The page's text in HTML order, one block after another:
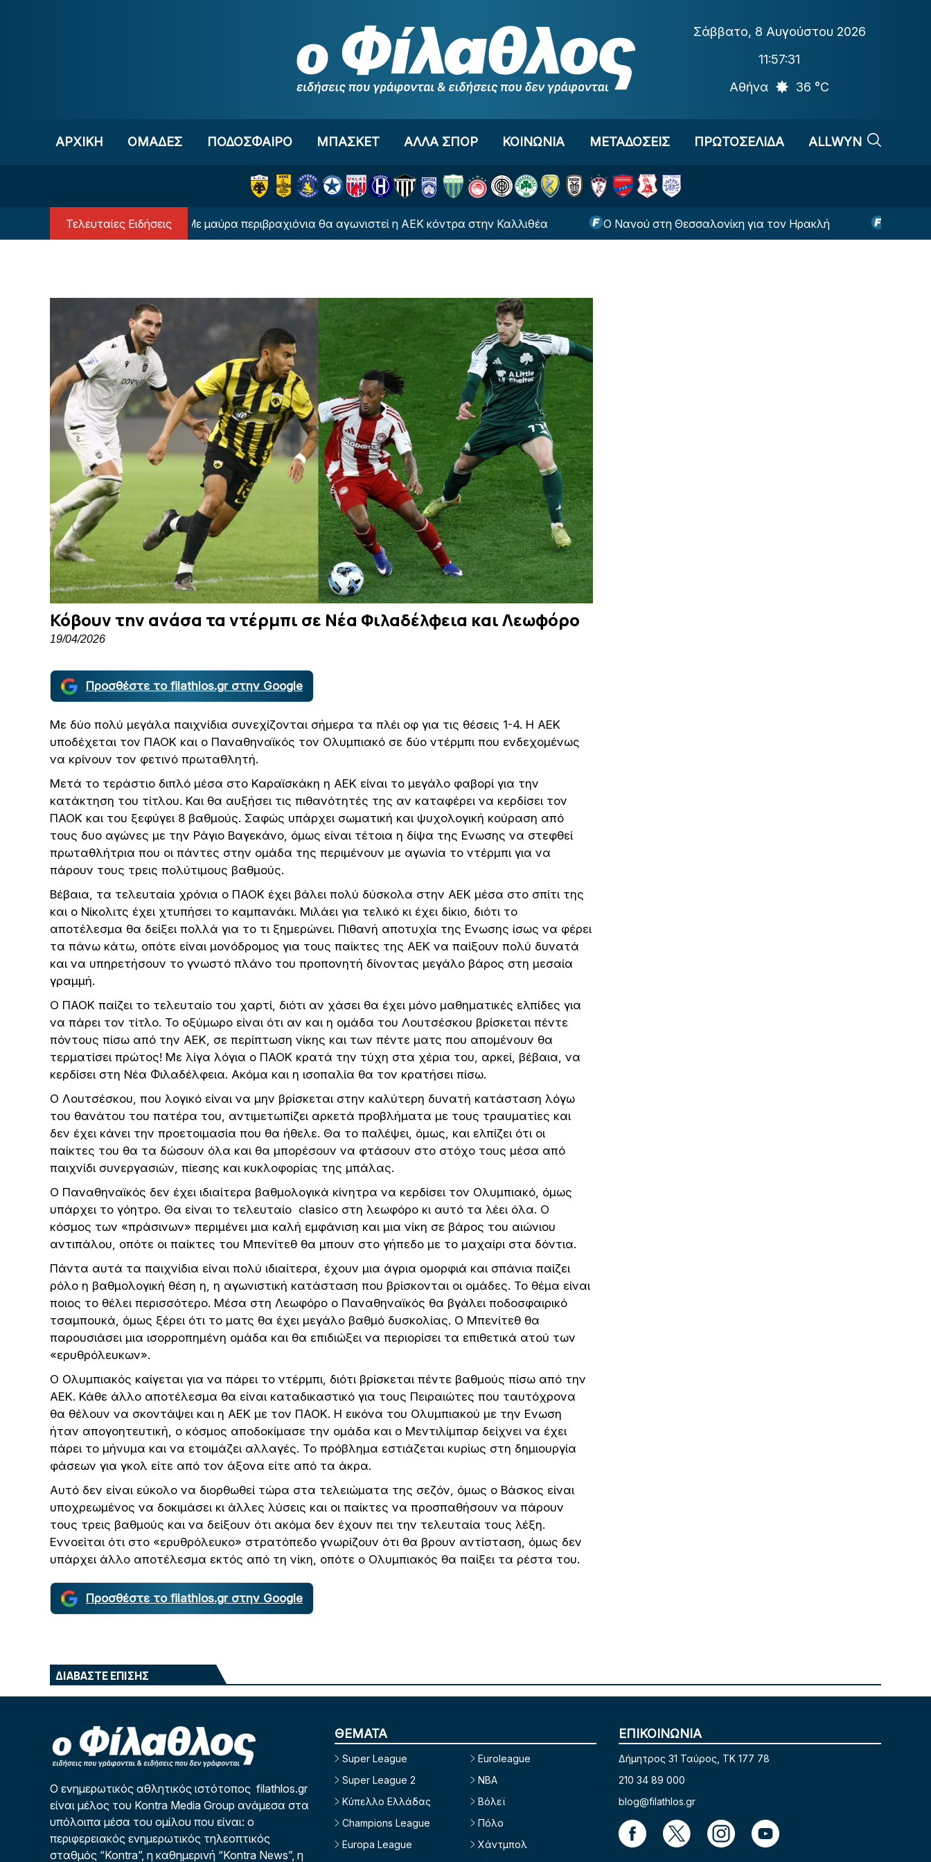
Σάββατο, 8 Αυγούστου 2026
11:57:32
Αθήνα
36 °C
ΑΡΧΙΚΗ OΜΑΔΕΣ ΠΟΔΟΣΦΑΙΡΟ ΜΠΑΣΚΕΤ ΑΛΛΑ ΣΠΟΡ ΚΟΙΝΩΝΙΑ ΜΕΤΑΔΟΣΕΙΣ ΠΡΩΤΟΣΕΛΙΔΑ ALLWYN
Τελευταίες Ειδήσεις
Ρούλι (ΦΩΤΟ) Με μαύρα περιβραχιόνια θα αγωνιστεί η ΑΕΚ κόντρα στην Καλλιθέα Ο Νανού στη Θεσσαλονίκη για τον Ηρακλή Στη Θεσσαλονίκη
Κόβουν την ανάσα τα ντέρμπι σε Νέα Φιλαδέλφεια και Λεωφόρο
19/04/2026
Προσθέστε το filathlos.gr στην Google
Με δύο πολύ μεγάλα παιχνίδια συνεχίζονται σήμερα τα πλέι οφ για τις θέσεις 1-4. Η ΑΕΚ
υποδέχεται τον ΠΑΟΚ και ο Παναθηναϊκός τον Ολυμπιακό σε δύο ντέρμπι που ενδεχομένως
να κρίνουν τον φετινό πρωταθλητή.
Μετά το τεράστιο διπλό μέσα στο Καραϊσκάκη η ΑΕΚ είναι το μεγάλο φαβορί για την
κατάκτηση του τίτλου. Και θα αυξήσει τις πιθανότητές της αν καταφέρει να κερδίσει τον
ΠΑΟΚ και του ξεφύγει 8 βαθμούς. Σαφώς υπάρχει σωματική και ψυχολογική κούραση από
τους δυο αγώνες με την Ράγιο Βαγεκάνο, όμως είναι τέτοια η δίψα της Ενωσης να στεφθεί
πρωταθλήτρια που οι πάντες στην ομάδα της περιμένουν με αγωνία το ντέρμπι για να
πάρουν τους τρεις πολύτιμους βαθμούς.
Βέβαια, τα τελευταία χρόνια ο ΠΑΟΚ έχει βάλει πολύ δύσκολα στην ΑΕΚ μέσα στο σπίτι της
και ο Νίκολιτς έχει χτυπήσει το καμπανάκι. Μιλάει για τελικό κι έχει δίκιο, διότι το
αποτέλεσμα θα δείξει πολλά για το τι ξημερώνει. Πιθανή αποτυχία της Ενωσης ίσως να φέρει
τα πάνω κάτω, οπότε είναι μονόδρομος για τους παίκτες της ΑΕΚ να παίξουν πολύ δυνατά
και να υπηρετήσουν το γνωστό πλάνο του προπονητή δίνοντας μεγάλο βάρος στη μεσαία
γραμμή.
Ο ΠΑΟΚ παίζει το τελευταίο του χαρτί, διότι αν χάσει θα έχει μόνο μαθηματικές ελπίδες για
να πάρει τον τίτλο. Το οξύμωρο είναι ότι αν και η ομάδα του Λουτσέσκου βρίσκεται πέντε
πόντους πίσω από την ΑΕΚ, σε περίπτωση νίκης και των πέντε ματς που απομένουν θα
τερματίσει πρώτος! Με λίγα λόγια ο ΠΑΟΚ κρατά την τύχη στα χέρια του, αρκεί, βέβαια, να
κερδίσει στη Νέα Φιλαδέλφεια. Ακόμα και η ισοπαλία θα τον κρατήσει πίσω.
Ο Λουτσέσκου, που λογικό είναι να μην βρίσκεται στην καλύτερη δυνατή κατάσταση λόγω
του θανάτου του πατέρα του, αντιμετωπίζει αρκετά προβλήματα με τους τραυματίες και
δεν έχει κάνει την προετοιμασία που θα ήθελε. Θα το παλέψει, όμως, και ελπίζει ότι οι
παίκτες του θα τα δώσουν όλα και θα μπορέσουν να φτάσουν στο στόχο τους μέσα από
παιχνίδι συνεργασιών, πίεσης και κυκλοφορίας της μπάλας.
Ο Παναθηναϊκός δεν έχει ιδιαίτερα βαθμολογικά κίνητρα να κερδίσει τον Ολυμπιακό, όμως
υπάρχει το γόητρο. Θα είναι το τελευταίο clasico στη λεωφόρο κι αυτό τα λέει όλα. Ο
κόσμος των «πράσινων» περιμένει μια καλή εμφάνιση και μια νίκη σε βάρος του αιώνιου
αντιπάλου, οπότε οι παίκτες του Μπενίτεθ θα μπουν στο γήπεδο με το μαχαίρι στα δόντια.
Πάντα αυτά τα παιχνίδια είναι πολύ ιδιαίτερα, έχουν μια άγρια ομορφιά και σπάνια παίζει
ρόλο η βαθμολογική θέση η, η αγωνιστική κατάσταση που βρίσκονται οι ομάδες. Το θέμα είναι
ποιος το θέλει περισσότερο. Μέσα στη Λεωφόρο ο Παναθηναϊκός θα βγάλει ποδοσφαιρικό
τσαμπουκά, όμως ξέρει ότι το ματς θα έχει μεγάλο βαθμό δυσκολίας. Ο Μπενίτεθ θα
παρουσιάσει μια ισορροπημένη ομάδα και θα επιδιώξει να περιορίσει τα επιθετικά ατού των
«ερυθρόλευκων».
Ο Ολυμπιακός καίγεται για να πάρει το ντέρμπι, διότι βρίσκεται πέντε βαθμούς πίσω από την
ΑΕΚ. Κάθε άλλο αποτέλεσμα θα είναι καταδικαστικό για τους Πειραιώτες που ταυτόχρονα
θα θέλουν να σκοντάψει και η ΑΕΚ με τον ΠΑΟΚ. Η εικόνα του Ολυμπιακού με την Ενωση
ήταν απογοητευτική, ο κόσμος αποδοκίμασε την ομάδα και ο Μεντιλίμπαρ δείχνει να έχει
πάρει το μήνυμα και να ετοιμάζει αλλαγές. Το πρόβλημα εστιάζεται κυρίως στη δημιουργία
φάσεων για γκολ είτε από τον άξονα είτε από τα άκρα.
Αυτό δεν είναι εύκολο να διορθωθεί τώρα στα τελειώματα της σεζόν, όμως ο Βάσκος είναι
υποχρεωμένος να δοκιμάσει κι άλλες λύσεις και οι παίκτες να προσπαθήσουν να πάρουν
τους τρεις βαθμούς και να δείξουν ότι ακόμα δεν έχουν πει την τελευταία τους λέξη.
Εννοείται ότι στο «ερυθρόλευκο» στρατόπεδο γνωρίζουν ότι θα βρουν αντίσταση, όμως δεν
υπάρχει άλλο αποτέλεσμα εκτός από τη νίκη, οπότε ο Ολυμπιακός θα παίξει τα ρέστα του.
Προσθέστε το filathlos.gr στην Google
ΔΙΑΒΑΣΤΕ ΕΠΙΣΗΣ
Ο ενημερωτικός αθλητικός ιστότοπος filathlos.gr
είναι μέλος του Kontra Media Group ανάμεσα στα
υπόλοιπα μέσα του ομίλου που είναι: ο
περιφερειακός ενημερωτικός τηλεοπτικός
σταθμός “Kontra”, η καθημερινή “Kontra News”, η
ΘΕΜΑΤΑ
Super League
Super League 2
Κύπελλο Ελλάδας
Champions League
Europa League
Euroleague
NBA
Βόλεϊ
Πόλο
Χάντμπολ
ΕΠΙΚΟΙΝΩΝΙΑ
Δήμητρος 31 Ταύρος, TK 177 78
210 34 89 000
blog@filathlos.gr